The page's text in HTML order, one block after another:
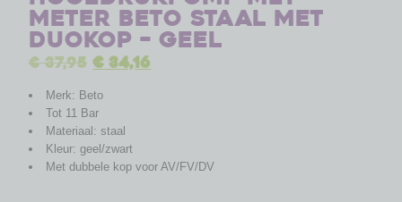
meter Beto staal met
duokop – geel
€37,95 €34,16
Merk: Beto
Tot 11 Bar
Materiaal: staal
Kleur: geel/zwart
Met dubbele kop voor AV/FV/DV